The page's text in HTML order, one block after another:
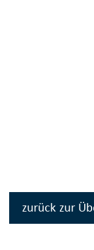
zurück zur